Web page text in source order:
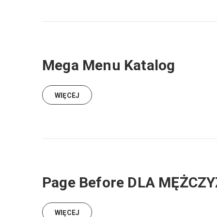
Mega Menu Katalog
WIĘCEJ
Page Before DLA
WIĘCEJ